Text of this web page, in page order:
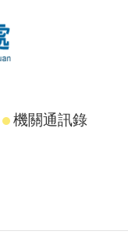
機關通訊錄